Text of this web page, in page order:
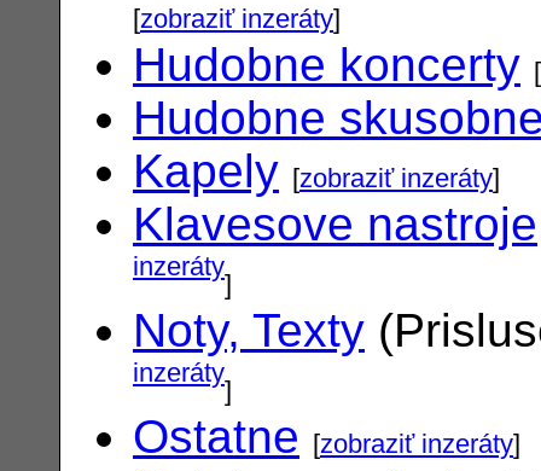
[zobraziť inzeráty]
Hudobne koncerty [
Hudobne
Kapely [zobraziť inzeráty]
Klavesove nastroje
inzeráty]
Noty, Texty
inzeráty]
Ostatne [zobraziť inzeráty]